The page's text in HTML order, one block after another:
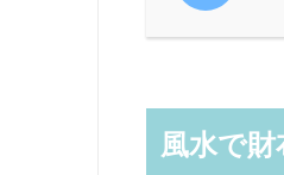
風水で